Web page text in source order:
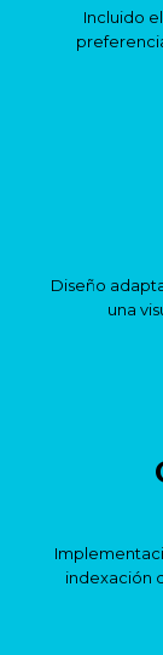
Incluido
Diseño
una
indexación